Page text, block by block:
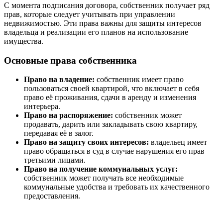
С момента подписания договора, собственник получает ряд
прав, которые следует учитывать при управлении
недвижимостью. Эти права важны для защиты интересов
владельца и реализации его планов на использование
имущества.
Основные права собственника
Право на владение: собственник имеет право
пользоваться своей квартирой, что включает в себя
право её проживания, сдачи в аренду и изменения
интерьера.
Право на распоряжение: собственник может
продавать, дарить или закладывать свою квартиру,
передавая её в залог.
Право на защиту своих интересов: владельец имеет
право обращаться в суд в случае нарушения его прав
третьими лицами.
Право на получение коммунальных услуг:
собственник может получать все необходимые
коммунальные удобства и требовать их качественного
предоставления.